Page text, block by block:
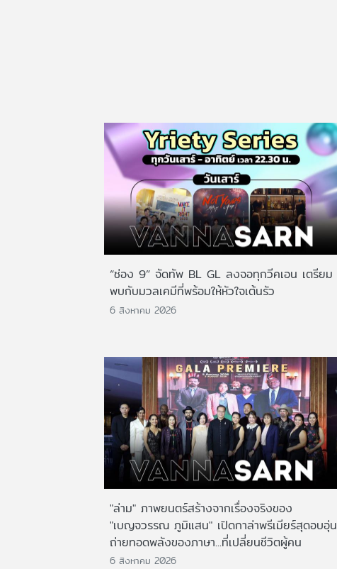
“ช่อง 9” จัดทัพ BL GL ลงจอทุกวีคเอน เตรียม
พบกับมวลเคมีที่พร้อมให้หัวใจเต้นรัว
6 สิงหาคม 2026
"ล่าม" ภาพยนตร์สร้างจากเรื่องจริงของ
"เบญจวรรณ ภูมิแสน" เปิดกาล่าพรีเมียร์สุดอบอุ่น
ถ่ายทอดพลังของภาษา...ที่เปลี่ยนชีวิตผู้คน
6 สิงหาคม 2026